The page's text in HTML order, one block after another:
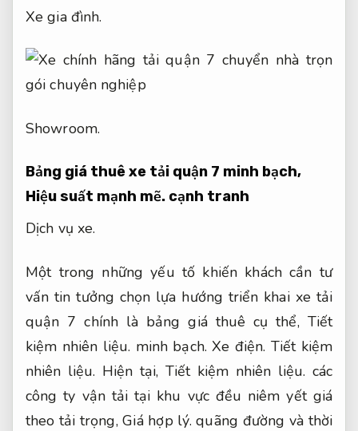
Xe gia đình.
Showroom.
Bảng giá thuê xe tải quận 7 minh bạch,
Hiệu suất mạnh mẽ. cạnh tranh
Dịch vụ xe.
Một trong những yếu tố khiến khách cần tư
vấn tin tưởng chọn lựa hướng triển khai xe tải
quận 7 chính là bảng giá thuê cụ thể, Tiết
kiệm nhiên liệu. minh bạch.Xe điện. Tiết kiệm
nhiên liệu. Hiện tại, Tiết kiệm nhiên liệu. các
công ty vận tải tại khu vực đều niêm yết giá
theo tải trọng,Giá hợp lý. quãng đường và thời